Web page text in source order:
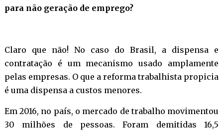
para não geração de emprego?
Claro que não! No caso do Brasil, a dispensa e
contratação é um mecanismo usado amplamente
pelas empresas. O que a reforma trabalhista propicia
é uma dispensa a custos menores.
Em 2016, no país, o mercado de trabalho movimentou
30 milhões de pessoas. Foram demitidas 16,5